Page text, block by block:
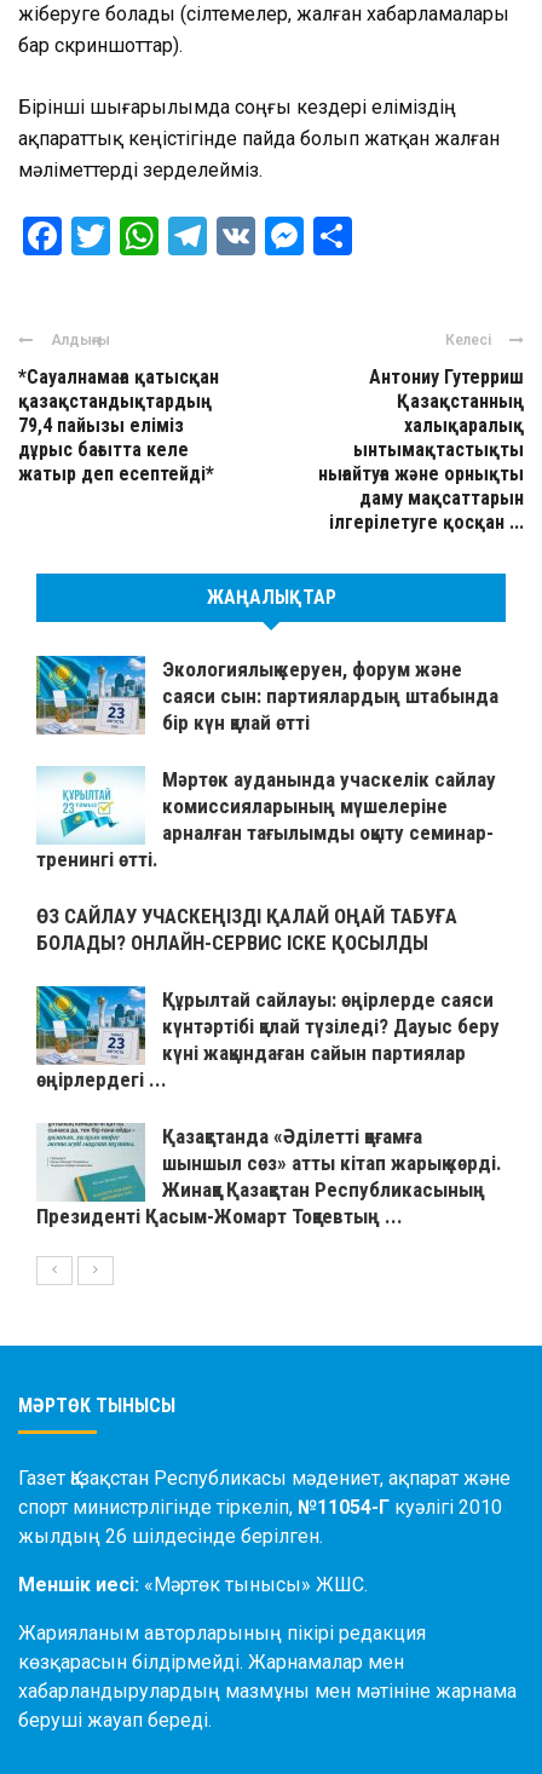
жіберуге болады (сілтемелер, жалған хабарламалары
бар скриншоттар).
Бірінші шығарылымда соңғы кездері еліміздің
ақпараттық кеңістігінде пайда болып жатқан жалған
мәліметтерді зерделейміз.
Facebook
Twitter
WhatsApp
Telegram
VK Messenger
Алдыңғы
*Сауалнамаға қатысқан
қазақстандықтардың
79,4 пайызы еліміз
дұрыс бағытта келе
жатыр деп есептейді*
Келесі
Антониу Гутерриш
Қазақстанның
халықаралық
ынтымақтастықты
нығайтуға және орнықты
даму мақсаттарын
ілгерілетуге қосқан ...
ЖАҢАЛЫҚТАР
Экологиялық керуен, форум және
саяси сын: партиялардың штабында
бір күн қалай өтті
Мәртөк ауданында учаскелік сайлау
комиссияларының мүшелеріне
арналған тағылымды оқыту семинар-
тренингі өтті.
ӨЗ САЙЛАУ УЧАСКЕҢІЗДІ ҚАЛАЙ ОҢАЙ ТАБУҒА
БОЛАДЫ? ОНЛАЙН-СЕРВИС ІСКЕ ҚОСЫЛДЫ
Құрылтай сайлауы: өңірлерде саяси
күнтәртібі қалай түзіледі? Дауыс беру
күні жақындаған сайын партиялар
өңірлердегі ...
Қазақстанда «Әділетті қоғамға
шыншыл сөз» атты кітап жарық көрді.
Жинаққа Қазақстан Республикасының
Президенті Қасым-Жомарт Тоқаевтың ...
МӘРТӨК ТЫНЫСЫ
Газет Қазақстан Республикасы мәдениет, ақпарат және
спорт министрлігінде тіркеліп, №11054-Г куәлігі 2010
жылдың 26 шілдесінде берілген.
Меншік иесі: «Мәртөк тынысы» ЖШС.
Жарияланым авторларының пікірі редакция
көзқарасын білдірмейді. Жарнамалар мен
хабарландырулардың мазмұны мен мәтініне жарнама
беруші жауап береді.